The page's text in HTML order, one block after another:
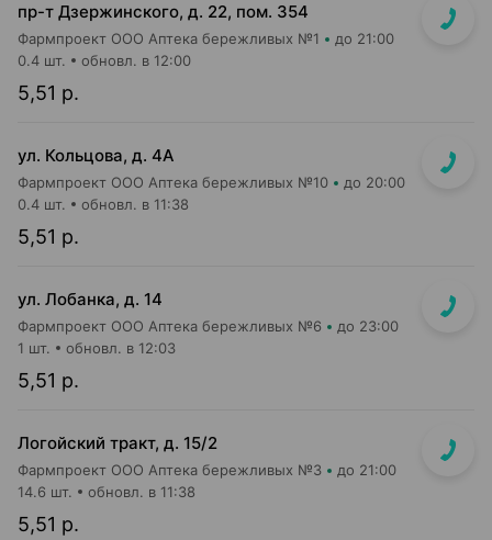
пр-т Дзержинского, д. 22, пом. 354
Фармпроект ООО Аптека бережливых №1 до 21:00
5,51 р.
0.4 шт. обновл. в 12:00
ул. Кольцова, д. 4А
Фармпроект ООО Аптека бережливых №10 до 20:00
5,51 р.
0.4 шт. обновл. в 11:38
ул. Лобанка, д. 14
Фармпроект ООО Аптека бережливых №6 до 23:00
5,51 р.
1 шт. обновл. в 12:03
Логойский тракт, д. 15/2
Фармпроект ООО Аптека бережливых №3 до 21:00
5,51 р.
14.6 шт. обновл. в 11:38